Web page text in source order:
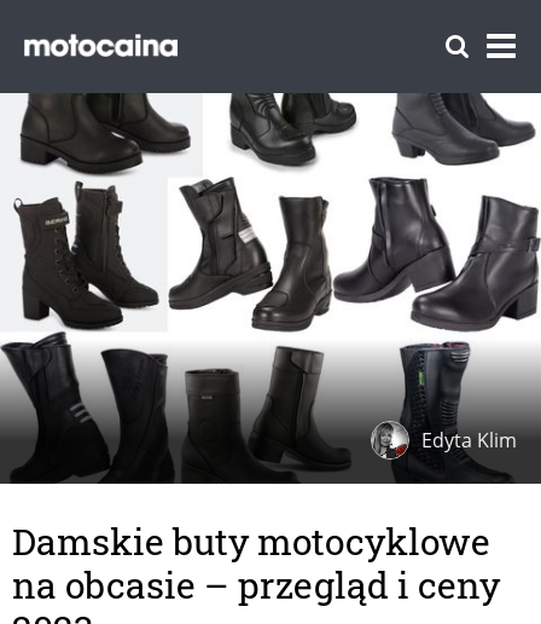
Edyta Klim
Damskie buty motocyklowe
na obcasie – przegląd i ceny